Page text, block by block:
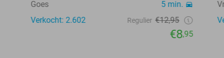
Goes
5 min.
Verkocht: 2.602
Regulier €12,95
€8,95